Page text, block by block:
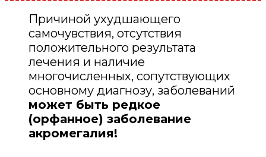
Причиной ухудшающего
самочувствия, отсутствия
положительного результата
лечения и наличие
многочисленных, сопутствующих
основному диагнозу, заболеваний
может быть редкое
(орфанное) заболевание
акромегалия!